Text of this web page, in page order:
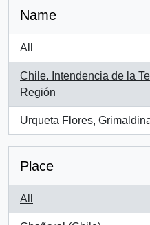
Name
All
Chile. Intendencia de la
Región
, 4 results
Urqueta Flores,
, 1 results
Place
All